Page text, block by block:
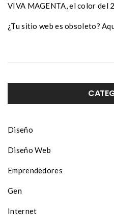
VIVA MAGENTA, el color del
¿Tu sitio web es obsoleto?
Diseño
Diseño Web
Emprendedores
Gen
Internet